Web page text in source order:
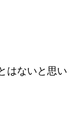
はないと思い